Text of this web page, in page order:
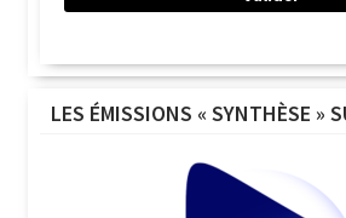
LES ÉMISSIONS « SYNTHÈSE »